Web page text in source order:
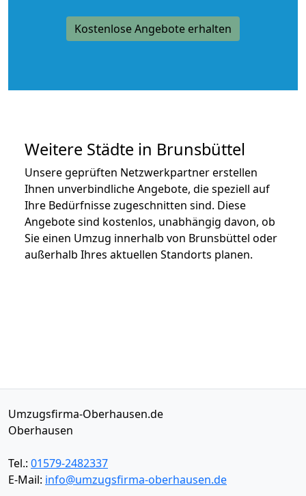
Kostenlose Angebote erhalten
Weitere Städte in Brunsbüttel
Unsere geprüften Netzwerkpartner erstellen
Ihnen unverbindliche Angebote, die speziell auf
Ihre Bedürfnisse zugeschnitten sind. Diese
Angebote sind kostenlos, unabhängig davon, ob
Sie einen Umzug innerhalb von Brunsbüttel oder
außerhalb Ihres aktuellen Standorts planen.
Umzugsfirma-Oberhausen.de
Oberhausen
Tel.: 01579-2482337
E-Mail: info@umzugsfirma-oberhausen.de